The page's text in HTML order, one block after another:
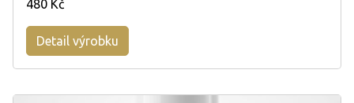
480 Kč
Detail výrobku